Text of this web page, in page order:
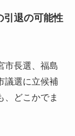
引退の可能性
市長選、福島
議選に立候補
、どこかでま